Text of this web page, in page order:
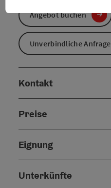
Angebot buchen
Unverbindliche Anfrage
Kontakt
Preise
Eignung
Unterkünfte